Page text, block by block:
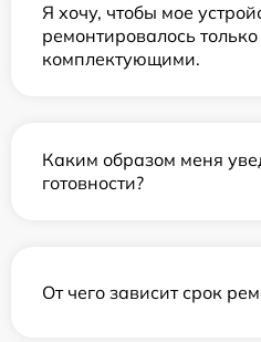
Я хочу, чтобы мое
ремонтировалось
комплектующими.
Каким образом меня
готовности?
От чего зависит срок